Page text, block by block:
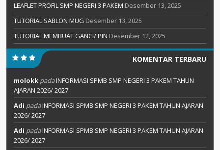
LEAFLET PROFIL SMP NEGERI 3 PAKEM Desember 13, 2025
TUTORIAL SABLON MUG Desember 13, 2025
TUTORIAL MEMBUAT GANCI/ PIN Desember 12, 2025
KOMENTAR TERBARU
molokk padaINFORMASI SPMB SMP NEGERI 3 PAKEM TAHUN
AJARAN 2026/ 2027
Adi padaINFORMASI SPMB SMP NEGERI 3 PAKEM TAHUN AJARAN
2026/ 2027
Adi padaINFORMASI SPMB SMP NEGERI 3 PAKEM TAHUN AJARAN
2026/ 2027